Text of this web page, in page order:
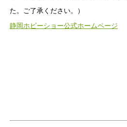
た。ご了承ください。）
静岡ホビーショー公式ホームページ